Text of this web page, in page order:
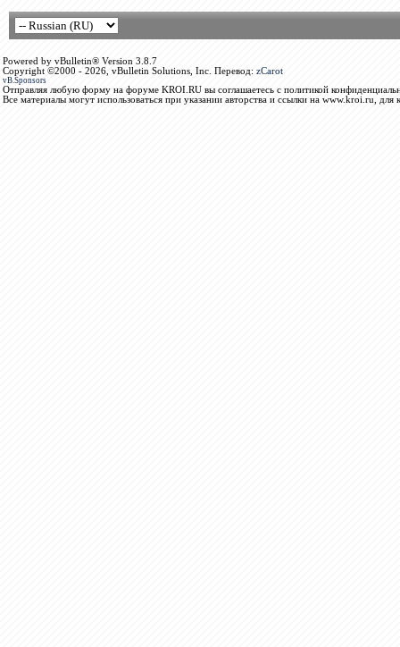
Powered by vBulletin® Version 3.8.7
Copyright ©2000 - 2026, vBulletin Solutions, Inc. Перевод: zCarot
vB.Sponsors
Отправляя любую форму на форуме KROI.RU вы соглашаетесь с политикой
Все материалы могут использоваться при указании авторства и ссылки на www.kroi.ru, для